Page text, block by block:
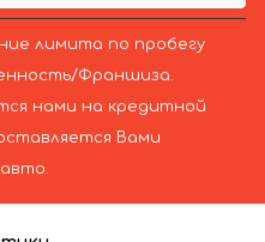
лимита по пробегу
Франшиза.
нами на кредитной
Вами